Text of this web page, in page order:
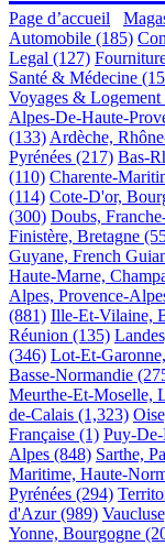
Page d’accueil
Automobile (185)
Legal (127)
Santé & Médecine
Voyages & Logement
Alpes-De-Haute-
(133) Ardèche,
Pyrénées (217) Bas-
(110) Charente-
(114) Cote-D'or,
(300) Doubs,
Finistère, Bretagne
Guyane, French
Haute-Marne,
Alpes, Provence-
(881) Ille-Et-Vilaine,
Réunion (135)
(346) Lot-Et-
Basse-Normandie
Meurthe-Et-Moselle,
de-Calais (1,323)
Française (1) Puy-
Alpes (848) Sarthe,
Maritime, Haute-
Pyrénées (294)
d'Azur (989)
Yonne, Bourgogne